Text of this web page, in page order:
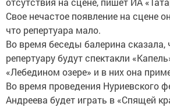
Свое нечастое появление на сцене
что репертуара мало.
Во время беседы балерина сказала,
репертуару будут спектакли
«Лебедином озере» и в них она
Во время проведения Нуриевского
Андреева будет играть в «Спящей